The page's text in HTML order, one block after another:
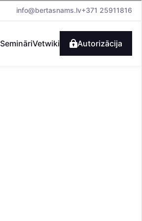
info@bertasnams.lv+371 25911816
SemināriVetwiki Autorizācija